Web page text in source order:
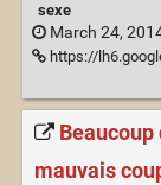
sexe
March 24,
https://
mauvais